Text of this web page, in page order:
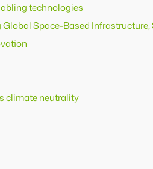
technologies
Space-Based
climate neutrality